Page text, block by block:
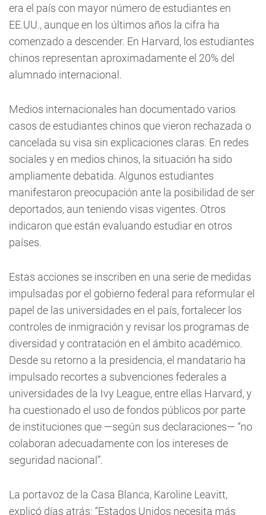
era el país con mayor número de estudiantes en
EE.UU., aunque en los últimos años la cifra ha
comenzado a descender. En Harvard, los estudiantes
chinos representan aproximadamente el 20% del
alumnado internacional.
Medios internacionales han documentado varios
casos de estudiantes chinos que vieron rechazada o
cancelada su visa sin explicaciones claras. En redes
sociales y en medios chinos, la situación ha sido
ampliamente debatida. Algunos estudiantes
manifestaron preocupación ante la posibilidad de ser
deportados, aun teniendo visas vigentes. Otros
indicaron que están evaluando estudiar en otros
países.
Estas acciones se inscriben en una serie de medidas
impulsadas por el gobierno federal para reformular el
papel de las universidades en el país, fortalecer los
controles de inmigración y revisar los programas de
diversidad y contratación en el ámbito académico.
Desde su retorno a la presidencia, el mandatario ha
impulsado recortes a subvenciones federales a
universidades de la Ivy League, entre ellas Harvard, y
ha cuestionado el uso de fondos públicos por parte
de instituciones que —según sus declaraciones— “no
colaboran adecuadamente con los intereses de
seguridad nacional”.
La portavoz de la Casa Blanca, Karoline Leavitt,
explicó días atrás: “Estados Unidos necesita más